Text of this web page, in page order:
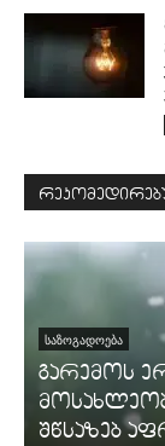
ᲡᲐᲖᲝᲒᲐᲓᲝᲔᲑᲐ
გარემოს
შწსაზებ